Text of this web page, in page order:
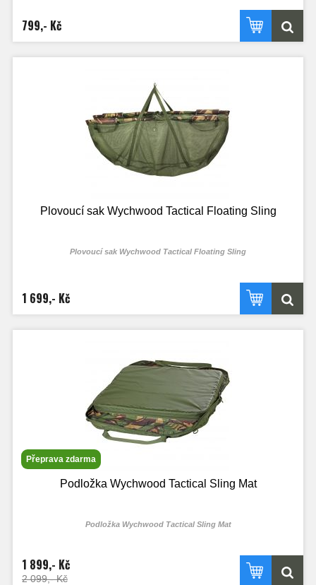
Vyroben z příjemného a měkkého materiálu, který je velmi příjemný a přátelský k
rybě. Je dodáván včetně reflektivního lana v délce 5m, který je navíc zakončen
klasickým závitem na vidličku, nechybí H-bójka a popruhy pro upevnění saku k
lana a H-bójky.
délka:90cm
výška:50cm
799,- Kč
Plovoucí sak Wychwood Tactical Floating Sling
Plovoucí sak Wychwood Tactical Floating Sling
1 699,- Kč
Přeprava zdarma
Podložka Wychwood Tactical Sling Mat
Podložka Wychwood Tactical Sling Mat
1 899,- Kč
2 099,- Kč